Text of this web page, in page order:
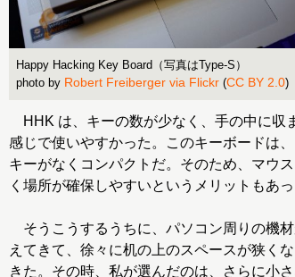
Happy Hacking Key Board（写真はType-S）
photo by Robert Freiberger via Flickr (CC BY 2.0)
HHK は、キーの数が少なく、手の中に収
感じで使いやすかった。このキーボードは
キーがなくコンパクトだ。そのため、マウ
く場所が確保しやすいというメリットもあっ
そうこうするうちに、パソコン周りの機
えてきて、徐々に机の上のスペースが狭く
きた。その時、私が選んだのは、さらに小